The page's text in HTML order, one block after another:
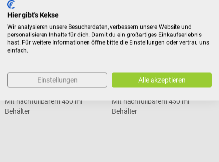
Preise inkl. MwSt. zzgl.
Versandkosten
KX 75 M Manueller
Seifenspender
Mit nachfüllbarem 450 ml
Behälter
KX 75 T Berührungsloser
Seifenspender
Mit nachfüllbarem 450 ml
Behälter
Hier gibt's Kekse
Wir analysieren unsere Besucherdaten, verbessern unsere Website und
personalisieren Inhalte für dich. Damit du ein großartiges Einkaufserlebnis
hast. Für weitere Informationen öffne bitte die Einstellungen oder vertrau uns
einfach.
Einstellungen Alle akzeptieren